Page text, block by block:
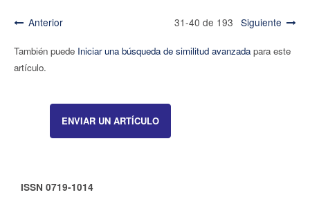
Anterior 31-40 de 193 Siguiente
También puede Iniciar una búsqueda de similitud avanzadapara este
artículo.
ENVIAR UN ARTÍCULO
ISSN 0719-1014